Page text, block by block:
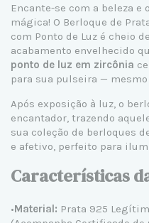
Encante-se com a beleza
mágica! O Berloque de
com Ponto de Luz é cheio
acabamento envelhecido
ponto de luz em zircônia
para sua pulseira — mesmo
Após exposição à luz, o
encantador, trazendo
sua coleção de berloques
e afetivo, perfeito para
Características
•Material: Prata 925